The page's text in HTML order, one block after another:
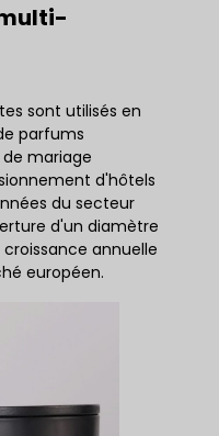
sont utilisés en
parfums
de mariage
d'hôtels
du secteur
d'un diamètre
annuelle
européen.